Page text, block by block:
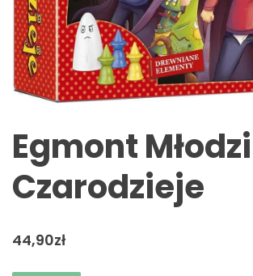
Egmont Młodzi
Czarodzieje
44,90zł